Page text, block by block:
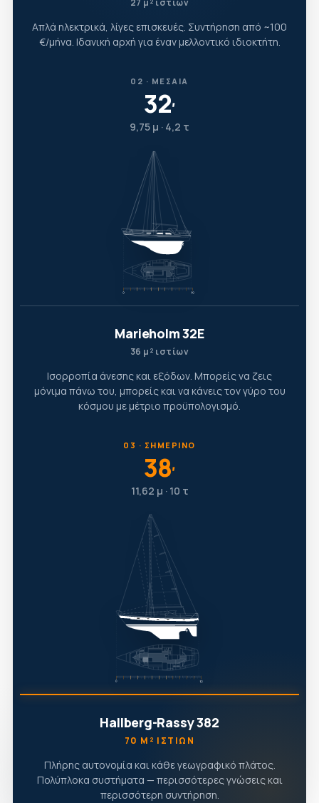
27 μ² ιστίων
Απλά ηλεκτρικά, λίγες επισκευές. Συντήρηση από ~100
€/μήνα. Ιδανική αρχή για έναν μελλοντικό ιδιοκτήτη.
02 · ΜΕΣΑΊΑ
32′
9,75 μ · 4,2 τ
Marieholm 32E
36 μ² ιστίων
Ισορροπία άνεσης και εξόδων. Μπορείς να ζεις
μόνιμα πάνω του, μπορείς και να κάνεις τον γύρο του
κόσμου με μέτριο προϋπολογισμό.
03 · ΣΗΜΕΡΙΝΌ
38′
11,62 μ · 10 τ
Hallberg-Rassy 382
70 Μ² ΙΣΤΊΩΝ
Πλήρης αυτονομία και κάθε γεωγραφικό πλάτος.
Πολύπλοκα συστήματα — περισσότερες γνώσεις και
περισσότερη συντήρηση.